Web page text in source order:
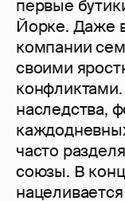
первые
Йорке. Даже
компании
своими
наследства,
часто
союзы. В